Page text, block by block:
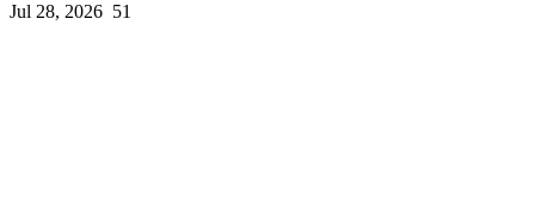
Jul 28, 2026 51